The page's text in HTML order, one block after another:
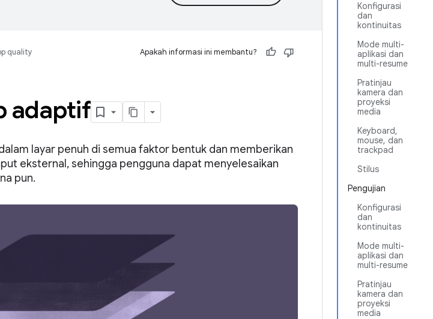
Konfigurasi
dan
kontinuitas
Mode multi-
aplikasi dan
multi-resume
Pratinjau
kamera dan
proyeksi
media
Keyboard,
mouse, dan
trackpad
Stilus
Pengujian
Konfigurasi
dan
kontinuitas
Mode multi-
aplikasi dan
multi-resume
Pratinjau
kamera dan
proyeksi
media
quality
Apakah informasi ini membantu?
adaptif
layar penuh di semua faktor bentuk dan memberikan
eksternal, sehingga pengguna dapat menyelesaikan
pun.